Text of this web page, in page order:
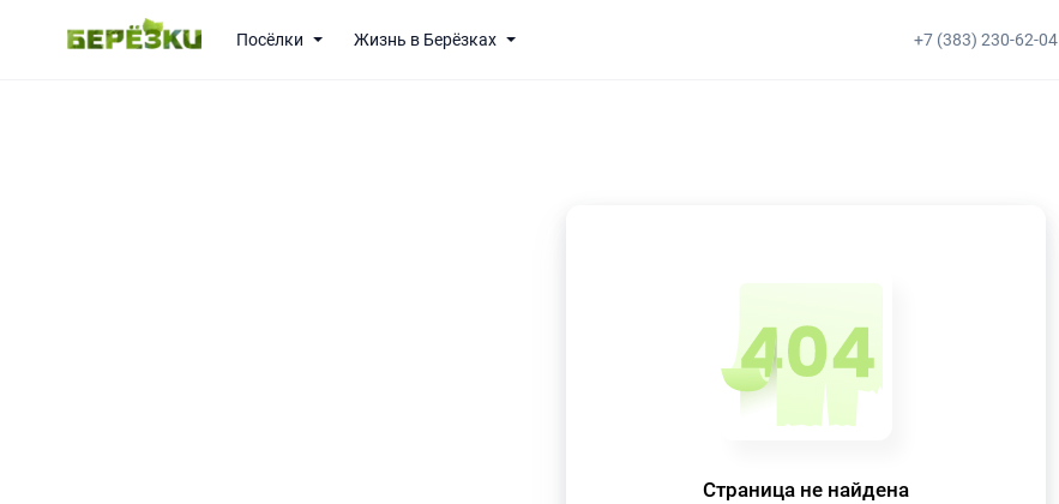
Посёлки Жизнь в Берёзках +7 (383) 230-62-04
Страница не найдена